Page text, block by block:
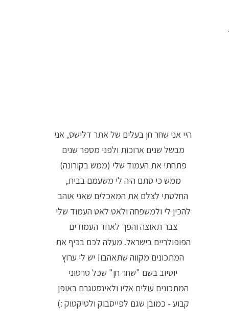
היי אני שחר חן בעלים של אתר דלישס, אני
מבשל שנים ארוכות ולפני מספר שנים
פתחתי את העמוד שלי (ממש בקורונה)
ממש כי סתם היה לי משעמם בבית,
החלטתי לצלם את המאכלים שאני אוהב
להכין לי ולמשפחה ולאט לאט העמוד שלי
צבר תאוצה והפך לאחד העמודים
הפופולריים בישראל. מעלה לכם בכיף את
המתכונים מקווה שתאהבו! יש לי ערוץ
יוטיוב בשם "שחר חן" שכל סרטוני
המתכונים עולים אליו ולאינסטגרם באופן
קבוע - כמובן שגם לפייסבוק ולטיקטוק :)